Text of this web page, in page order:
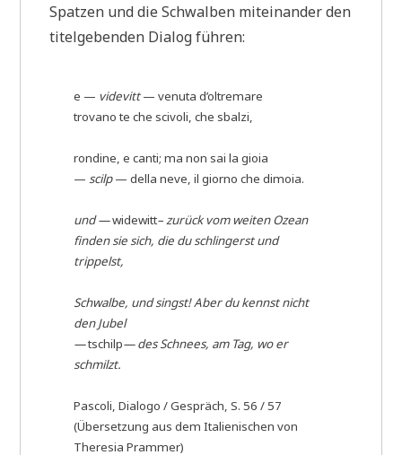
Spatzen und die Schwalben miteinander den
titelgebenden Dialog führen:
e — videvitt— venuta d’oltremare
trovano te che scivoli, che sbalzi,
rondine, e canti; ma non sai la gioia
— scilp— della neve, il giorno che dimoia.
und —widewitt– zurück vom weiten Ozean
finden sie sich, die du schlingerst und
trippelst,
Schwalbe, und singst! Aber du kennst nicht
den Jubel
—tschilp— des Schnees, am Tag, wo er
schmilzt.
Pascoli, Dialogo / Gespräch, S. 56 / 57
(Übersetzung aus dem Italienischen von
Theresia Prammer)